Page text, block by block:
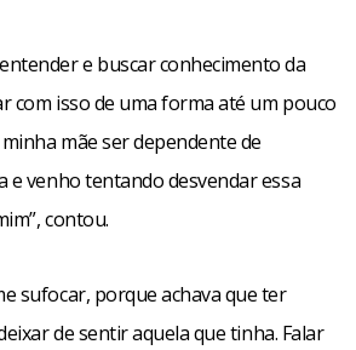
e buscar conhecimento da
com isso de uma forma até um pouco
mãe ser dependente de
e venho tentando desvendar essa
contou.
sufocar, porque achava que ter
de sentir aquela que tinha. Falar